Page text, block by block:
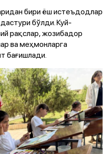
бири ёш истеъдодлар
бўлди. Куй-
рақслар, жозибадор
ва меҳмонларга
бағишлади.